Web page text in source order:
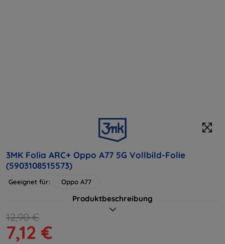
3MK Folia ARC+ Oppo A77 5G Vollbild-Folie
(5903108515573)
Geeignet für: Oppo A77
Produktbeschreibung
12,90 €
7,12 €